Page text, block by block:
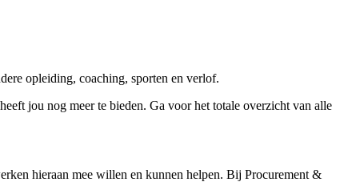
opleiding, coaching, sporten en verlof.
jou nog meer te bieden. Ga voor het totale overzicht van alle
hieraan mee willen en kunnen helpen. Bij Procurement &